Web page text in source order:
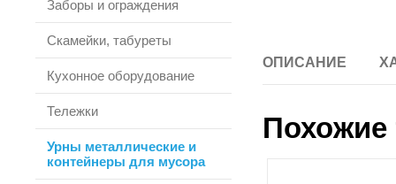
Заборы и ограждения
Скамейки, табуреты
Кухонное оборудование
Тележки
Урны металлические и
контейнеры для мусора
ОПИСАНИЕ